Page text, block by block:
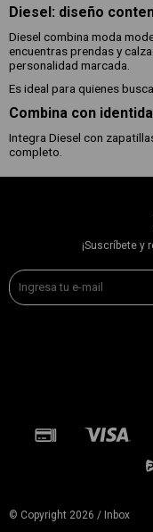
Diesel: diseño
Diesel combina moda
encuentras prendas y
personalidad marcada.
Es ideal para quienes
Combina con
Integra Diesel con
completo.
¡Suscríbete y
© Copyright 2026 / Inbox